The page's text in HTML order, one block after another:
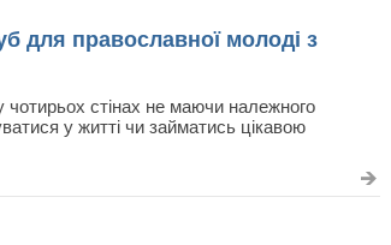
для православної молоді з
стінах не маючи належного
у житті чи займатись цікавою